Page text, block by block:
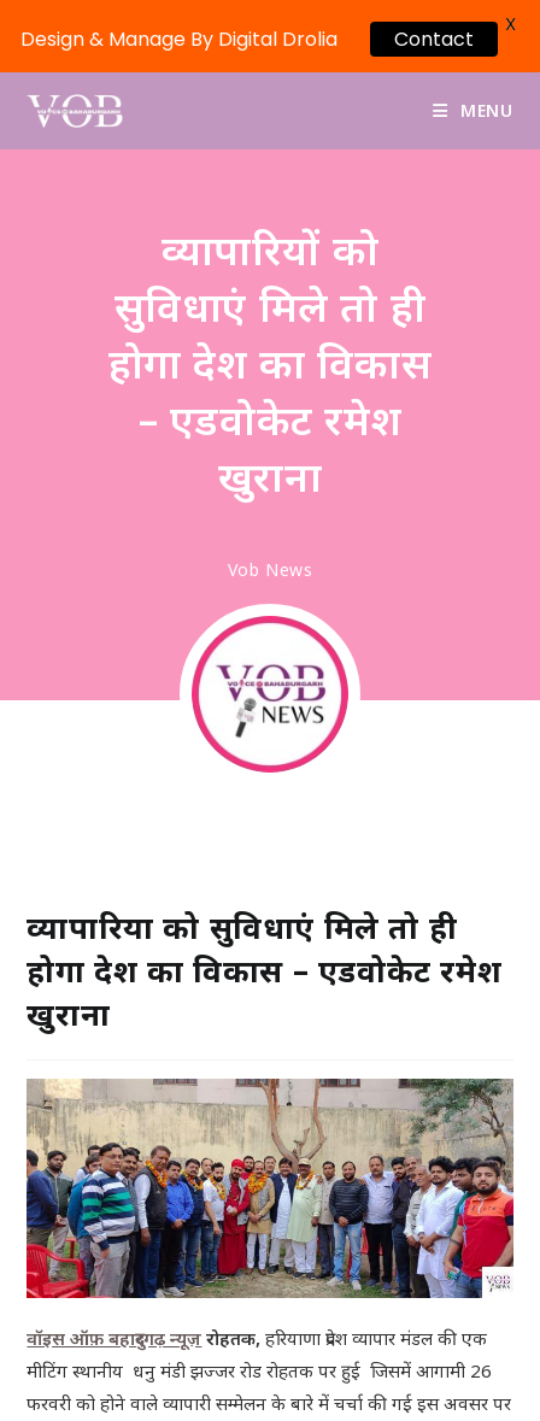
MENU
व्यापारियों को
सुविधाएं मिले तो ही
होगा देश का विकास
– एडवोकेट रमेश
खुराना
Vob News
व्यापारियों को सुविधाएं मिले तो ही
होगा देश का विकास – एडवोकेट रमेश
खुराना
वॉइस ऑफ़ बहादुरगढ़ न्यूज़ रोहतक, हरियाणा प्रदेश व्यापार मंडल की एक
मीटिंग स्थानीय धनु मंडी झज्जर रोड रोहतक पर हुई जिसमें आगामी 26
फरवरी को होने वाले व्यापारी सम्मेलन के बारे में चर्चा की गई इस अवसर पर
Design & Manage By Digital Drolia Contact
X